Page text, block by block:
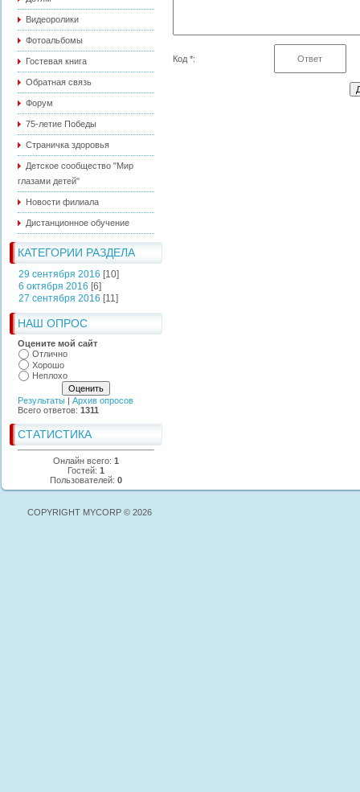
Видеоролики
Фотоальбомы
Гостевая книга
Обратная связь
Форум
75-летие Победы
Страничка здоровья
Детское сообщество "Мир
глазами детей"
Новости филиала
Дистанционное обучение
КАТЕГОРИИ РАЗДЕЛА
29 сентября 2016 [10]
6 октября 2016 [6]
27 сентября 2016 [11]
НАШ ОПРОС
Оцените мой сайт
Отлично
Хорошо
Неплохо
Результаты | Архив опросов
Всего ответов: 1311
СТАТИСТИКА
Онлайн всего: 1
Гостей: 1
Пользователей: 0
Код *:
COPYRIGHT MYCORP © 2026